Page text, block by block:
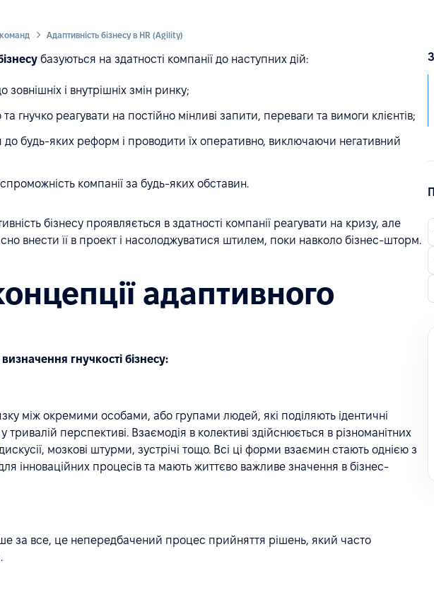
Адаптивність бізнесу в HR (Agility)
базуються на здатності компанії до наступних дій:
зовнішніх і внутрішніх змін ринку;
гнучко реагувати на постійно мінливі запити, переваги та вимоги клієнтів;
до будь-яких реформ і проводити їх оперативно, виключаючи негативний
компанії за будь-яких обставин.
бізнесу проявляється в здатності компанії реагувати на кризу, але
внести її в проект і насолоджуватися штилем, поки навколо бізнес-шторм.
адаптивного
гнучкості бізнесу:
між окремими особами, або групами людей, які поділяють ідентичні
у тривалій перспективі. Взаємодія в колективі здійснюється в різноманітних
мозкові штурми, зустрічі тощо. Всі ці форми взаємин стають однією з
інноваційних процесів та мають життєво важливе значення в бізнес-
за все, це непередбачений процес прийняття рішень, який часто